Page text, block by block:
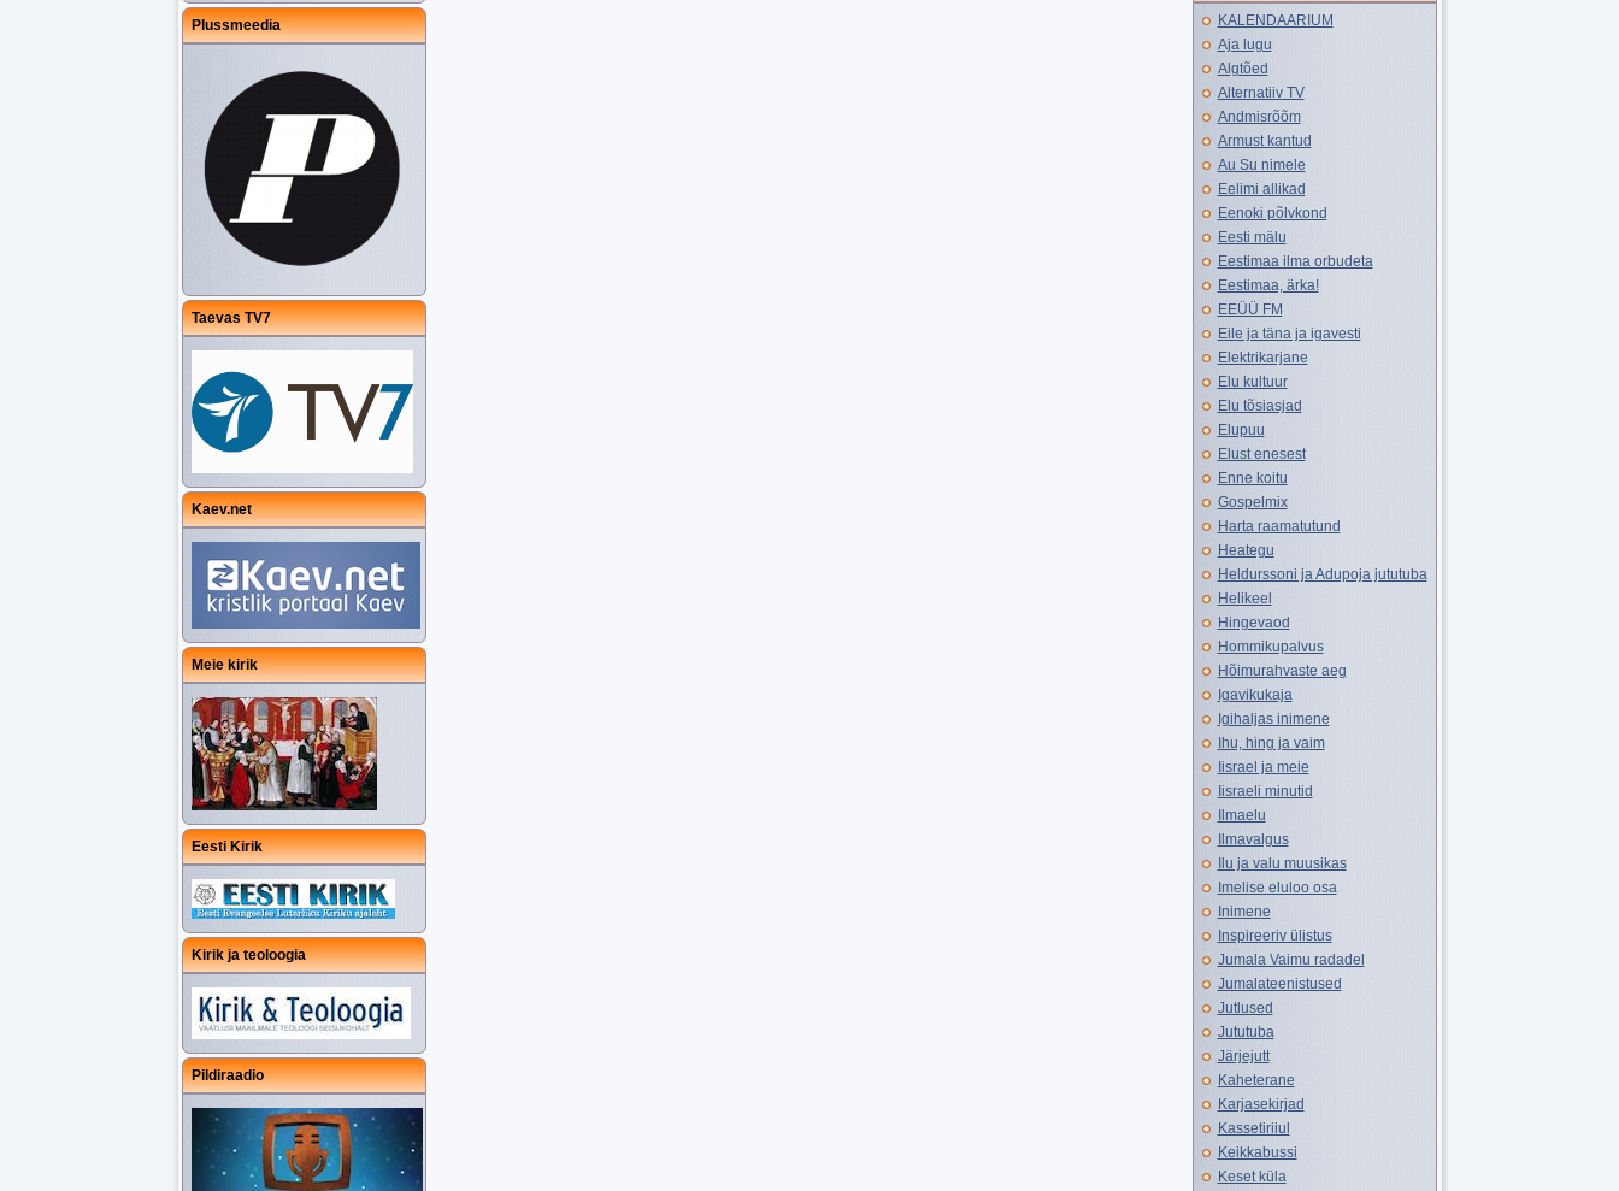
Plussmeedia
Taevas TV7
Kaev.net
Meie kirik
Eesti Kirik
Kirik ja teoloogia
Pildiraadio
KALENDAARIUM
Aja lugu
Algtõed
Alternatiiv TV
Andmisrõõm
Armust kantud
Au Su nimele
Eelimi allikad
Eenoki põlvkond
Eesti mälu
Eestimaa ilma orbudeta
Eestimaa, ärka!
EEÜÜ FM
Eile ja täna ja igavesti
Elektrikarjane
Elu kultuur
Elu tõsiasjad
Elupuu
Elust enesest
Enne koitu
Gospelmix
Harta raamatutund
Heategu
Heldurssoni ja Adupoja jututuba
Helikeel
Hingevaod
Hommikupalvus
Hõimurahvaste aeg
Igavikukaja
Igihaljas inimene
Ihu, hing ja vaim
Iisrael ja meie
Iisraeli minutid
Ilmaelu
Ilmavalgus
Ilu ja valu muusikas
Imelise eluloo osa
Inimene
Inspireeriv ülistus
Jumala Vaimu radadel
Jumalateenistused
Jutlused
Jututuba
Järjejutt
Kaheterane
Karjasekirjad
Kassetiriiul
Keikkabussi
Keset küla